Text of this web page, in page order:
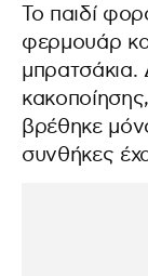
Το παιδί
φερμουάρ
βρέθηκε
συνθήκες